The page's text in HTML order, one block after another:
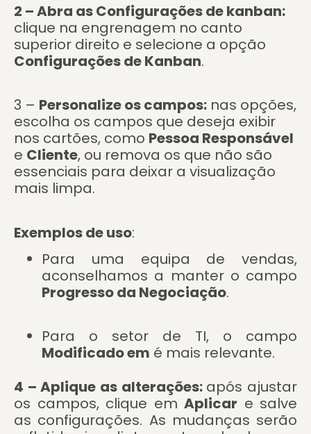
2 – Abra as Configurações de kanban:
clique na engrenagem no canto
superior direito e selecione a opção
Configurações de Kanban.
3 – Personalize os campos: nas opções,
escolha os campos que deseja exibir
nos cartões, como Pessoa Responsável
e Cliente, ou remova os que não são
essenciais para deixar a visualização
mais limpa.
Exemplos de uso:
Para uma equipa de vendas,
aconselhamos a manter o campo
Progresso da Negociação.
Para o setor de TI, o campo
Modificado em é mais relevante.
4 – Aplique as alterações: após ajustar
os campos, clique em Aplicar e salve
as configurações. As mudanças serão